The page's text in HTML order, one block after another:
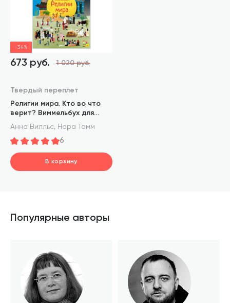
-34%
673 руб. 1 020 руб.
Твердый переплет
Религии мира. Кто во что
верит? Виммельбух для
детей и взрослых
Анна Вилльс, Нора Томм
6
В корзину
Популярные авторы